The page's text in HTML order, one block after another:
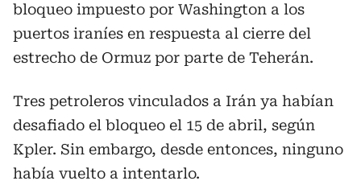
bloqueo impuesto por Washington a los
puertos iraníes en respuesta al cierre del
estrecho de Ormuz por parte de Teherán.
Tres petroleros vinculados a Irán ya habían
desafiado el bloqueo el 15 de abril, según
Kpler. Sin embargo, desde entonces, ninguno
había vuelto a intentarlo.